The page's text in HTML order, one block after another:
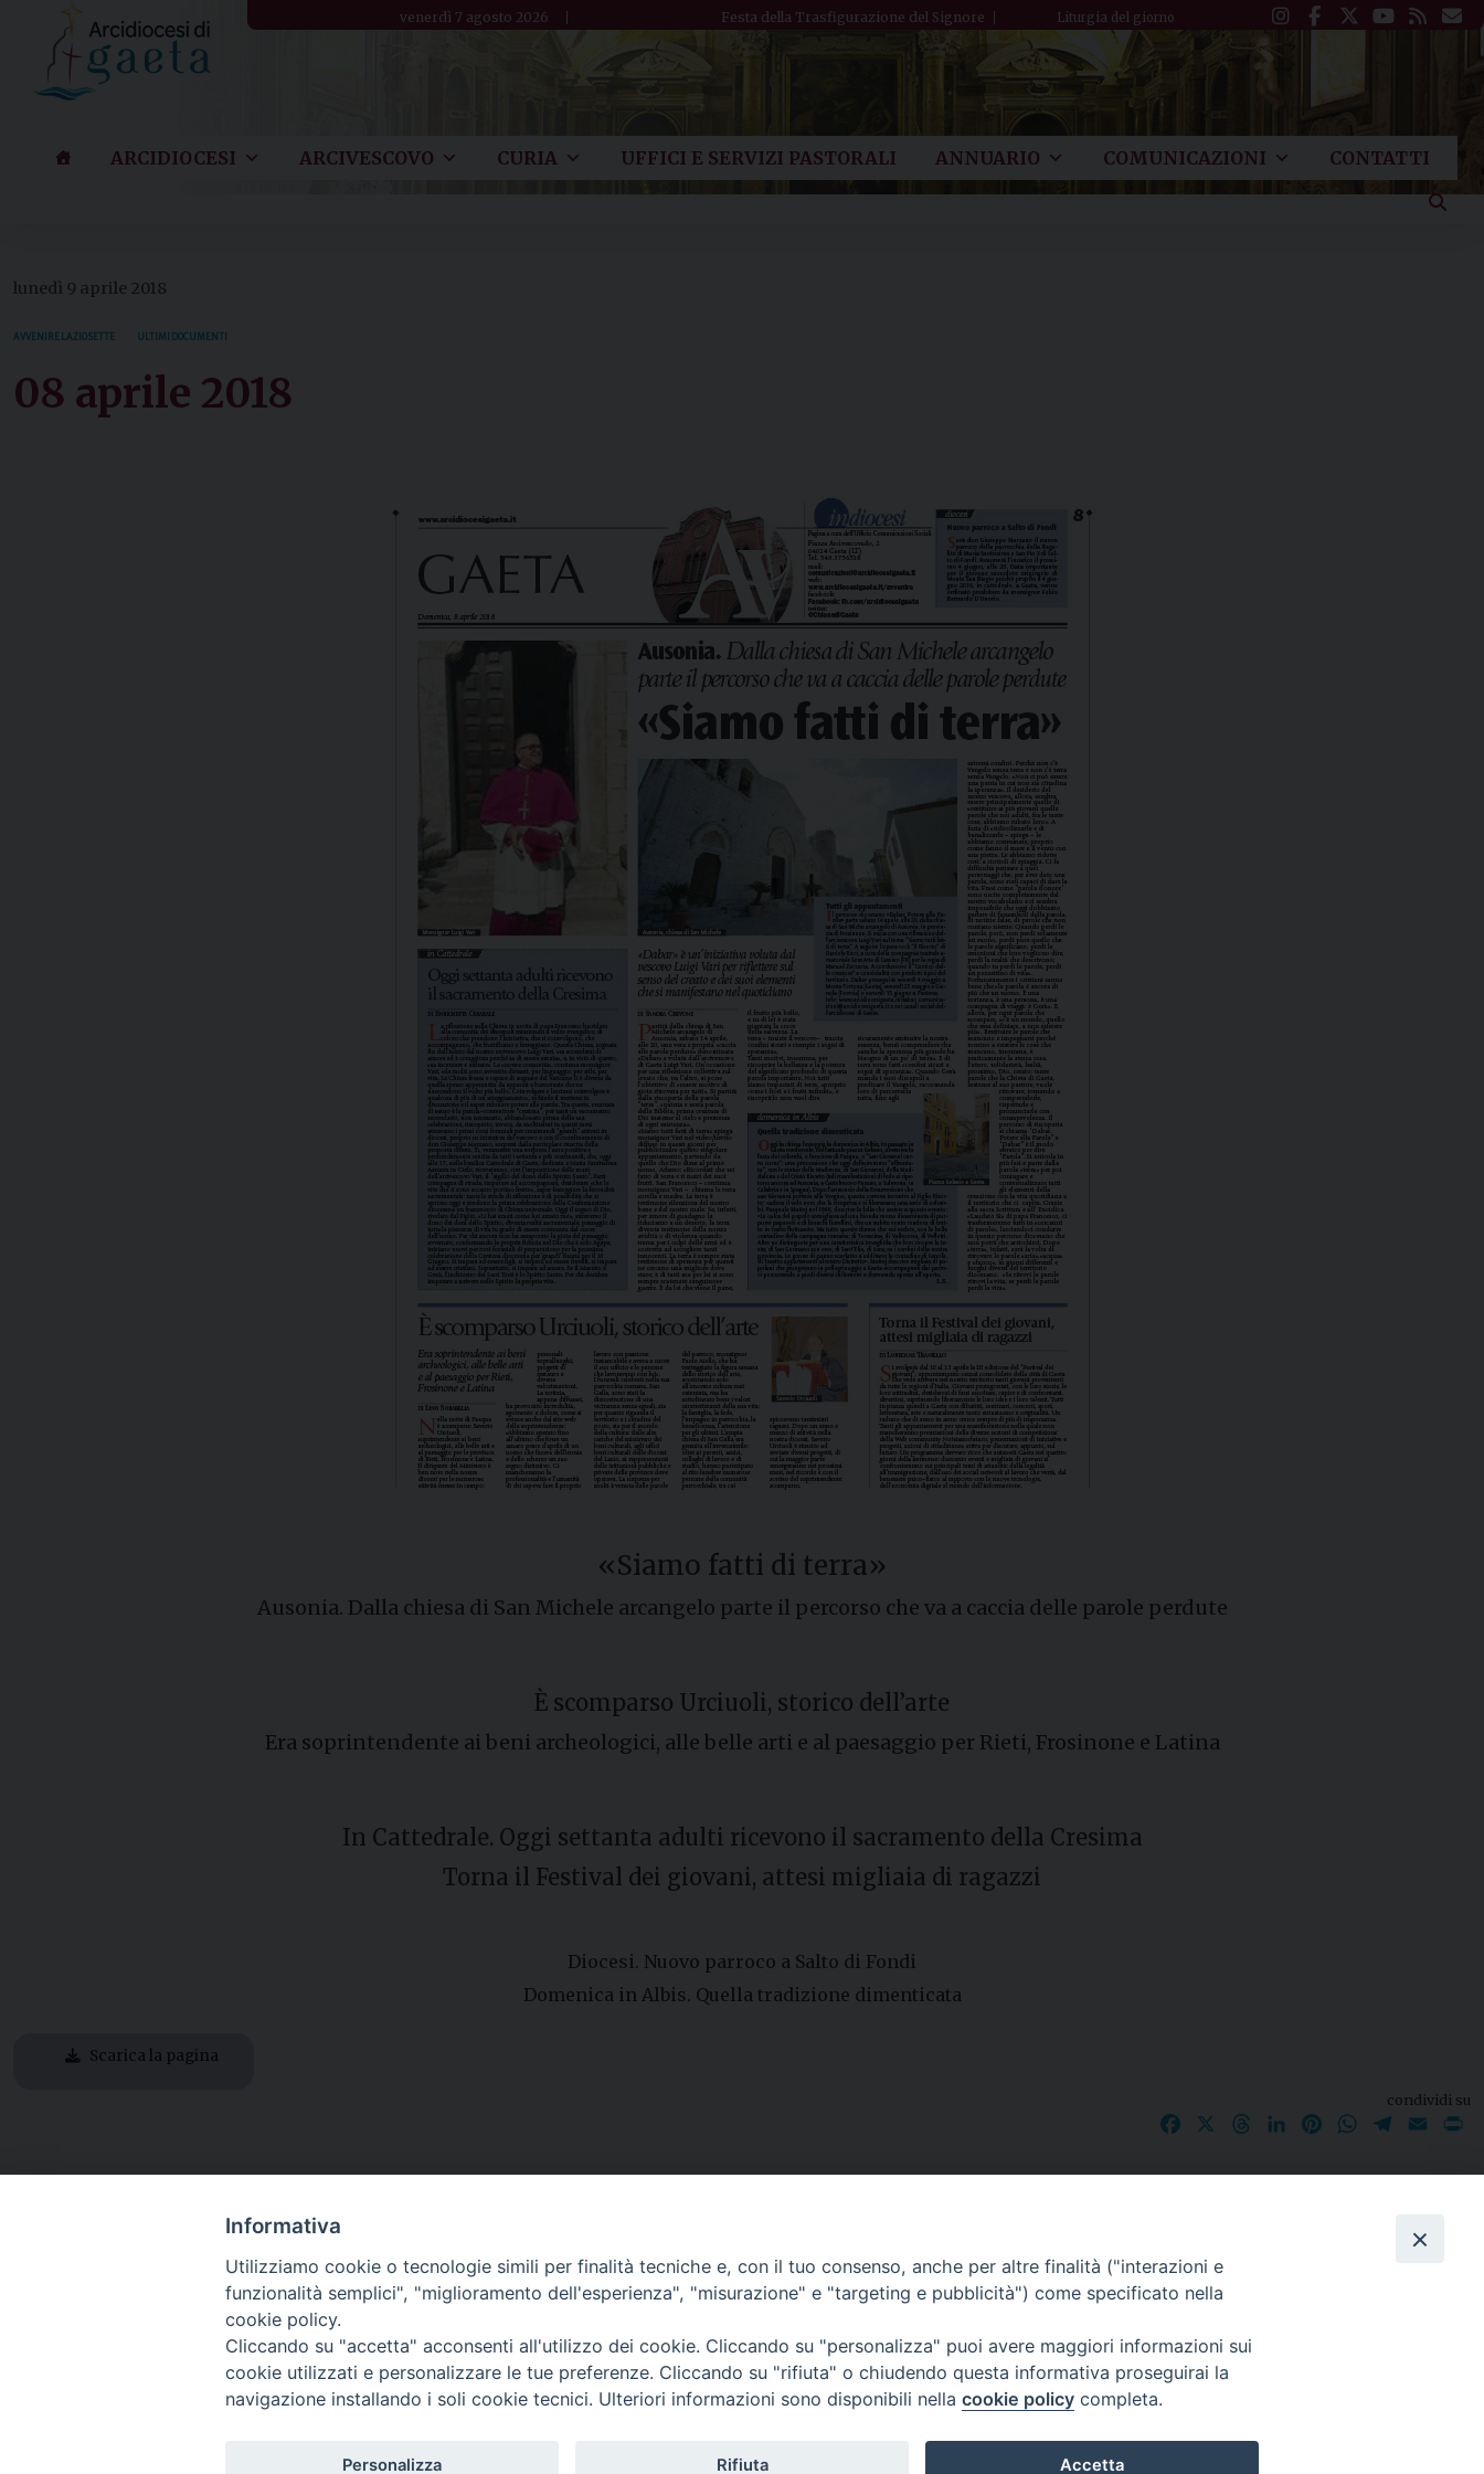
content
venerdì 7 agosto 2026 Festa della Trasfigurazione del Signore Liturgia del giorno
ARCIDIOCESI ARCIVESCOVO CURIA UFFICI E SERVIZI PASTORALI ANNUARIO COMUNICAZIONI CONTATTI
lunedì 9 aprile 2018
AVVENIRE LAZIO SETTE ULTIMI DOCUMENTI
08 aprile 2018
«Siamo fatti di terra»
Ausonia. Dalla chiesa di San Michele arcangelo parte il percorso che va a caccia delle parole perdute
È scomparso Urciuoli, storico dell’arte
Era soprintendente ai beni archeologici, alle belle arti e al paesaggio per Rieti, Frosinone e Latina
In Cattedrale. Oggi settanta adulti ricevono il sacramento della Cresima
Torna il Festival dei giovani, attesi migliaia di ragazzi
Diocesi. Nuovo parroco a Salto di Fondi
Domenica in Albis. Quella tradizione dimenticata
Scarica la pagina
condividi su
Facebook ThreadsLinkedInPinterestWhatsApp
Telegram
Email
Codice fiscale 90005510590 - Iscrizione R.P.G. 04.12.1987 n. 88
Contatti
Curia
Palazzo De Vio
Tel. 0771.464088
I nostri social
Informativa
Utilizziamo cookie o tecnologie simili per finalità tecniche e, con il tuo consenso, anche per altre finalità ("interazioni e
funzionalità semplici", "miglioramento dell'esperienza", "misurazione" e "targeting e pubblicità") come specificato nella
cookie policy.
Cliccando su "accetta" acconsenti all'utilizzo dei cookie. Cliccando su "personalizza" puoi avere maggiori informazioni sui
cookie utilizzati e personalizzare le tue preferenze. Cliccando su "rifiuta" o chiudendo questa informativa proseguirai la
navigazione installando i soli cookie tecnici. Ulteriori informazioni sono disponibili nella cookie policy completa.
Personalizza Rifiuta Accetta